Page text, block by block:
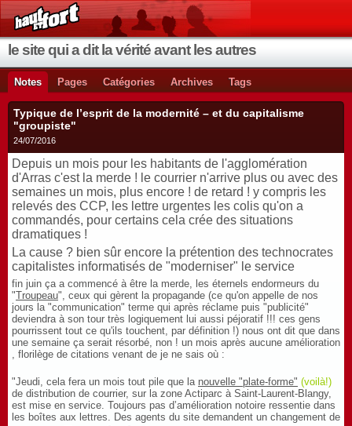
le site qui a dit la vérité avant les autres
Notes Pages Catégories Archives Tags
Typique de l’esprit de la modernité – et du capitalisme
"groupiste"
24/07/2016
Depuis un mois pour les habitants de l'agglomération
d'Arras c'est la merde ! le courrier n'arrive plus ou avec des
semaines un mois, plus encore ! de retard ! y compris les
relevés des CCP, les lettre urgentes les colis qu'on a
commandés, pour certains cela crée des situations
dramatiques !
La cause ? bien sûr encore la prétention des technocrates
capitalistes informatisés de "moderniser" le service
fin juin ça a commencé à être la merde, les éternels endormeurs du
"Troupeau", ceux qui gèrent la propagande (ce qu'on appelle de nos
jours la "communication" terme qui après réclame puis "publicité"
deviendra à son tour très logiquement lui aussi péjoratif !!! ces gens
pourrissent tout ce qu'ils touchent, par définition !) nous ont dit que dans
une semaine ça serait résorbé, non ! un mois après aucune amélioration
, florilège de citations venant de je ne sais où :
"Jeudi, cela fera un mois tout pile que la nouvelle "plate-forme" (voilà!)
de distribution de courrier, sur la zone Actiparc à Saint-Laurent-Blangy,
est mise en service. Toujours pas d’amélioration notoire ressentie dans
les boîtes aux lettres. Des agents du site demandent un changement de